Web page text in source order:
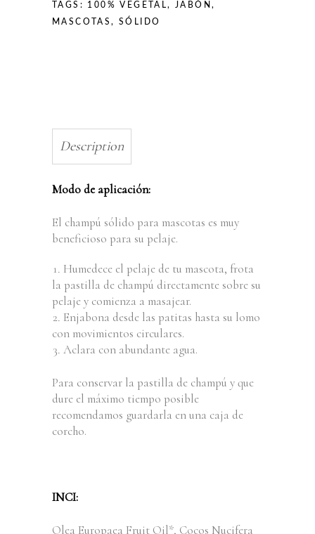
TAGS: 100% VEGETAL, JABÓN,
MASCOTAS,SÓLIDO
Description
Modo de aplicación:
El champú sólido para mascotas es muy
beneficioso para su pelaje.
Humedece el pelaje de tu mascota, frota
la pastilla de champú directamente sobre su
pelaje y comienza a masajear.
Enjabona desde las patitas hasta su lomo
con movimientos circulares.
Aclara con abundante agua.
Para conservar la pastilla de champú y que
dure el máximo tiempo posible
recomendamos guardarla en una caja de
corcho.
INCI:
Olea Europaea Fruit Oil*, Cocos Nucifera